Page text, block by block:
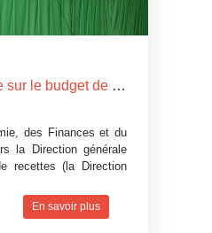
Conférence publique sur le budget de l’Etat, exercice 2019: Devoir de transparence vis-à-vis des citoyens burkinabè
des Finances et du
la Direction générale
recettes (la Direction
En savoir plus